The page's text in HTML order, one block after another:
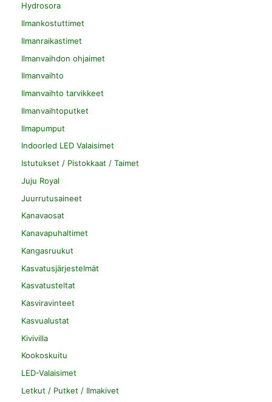
Hydrosora
Ilmankostuttimet
Ilmanraikastimet
Ilmanvaihdon ohjaimet
Ilmanvaihto
Ilmanvaihto tarvikkeet
Ilmanvaihtoputket
Ilmapumput
Indoorled LED Valaisimet
Istutukset / Pistokkaat / Taimet
Juju Royal
Juurrutusaineet
Kanavaosat
Kanavapuhaltimet
Kangasruukut
Kasvatusjärjestelmät
Kasvatusteltat
Kasviravinteet
Kasvualustat
Kivivilla
Kookoskuitu
LED-Valaisimet
Letkut / Putket / Ilmakivet